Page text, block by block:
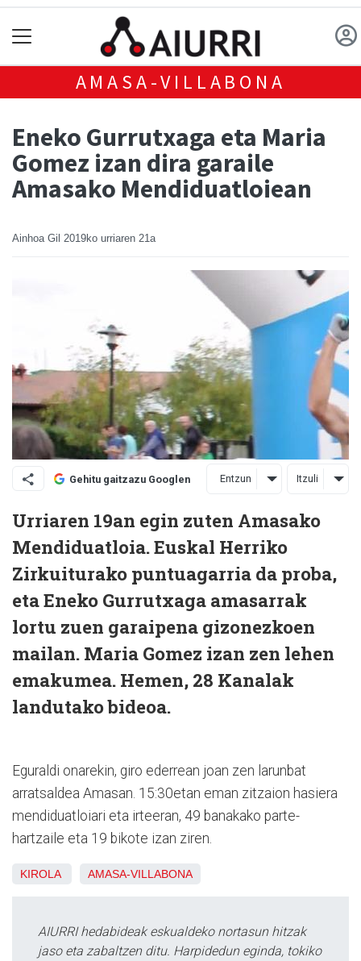
AMASA-VILLABONA
Eneko Gurrutxaga eta Maria
Gomez izan dira garaile
Amasako Mendiduatloiean
Ainhoa Gil 2019ko urriaren 21a
Gehitu gaitzazu Googlen Entzun Itzuli
Urriaren 19an egin zuten Amasako
Mendiduatloia. Euskal Herriko
Zirkuiturako puntuagarria da proba,
eta Eneko Gurrutxaga amasarrak
lortu zuen garaipena gizonezkoen
mailan. Maria Gomez izan zen lehen
emakumea. Hemen, 28 Kanalak
landutako bideoa.
Eguraldi onarekin, giro ederrean joan zen larunbat
arratsaldea Amasan. 15:30etan eman zitzaion hasiera
mendiduatloiari eta irteeran, 49 banakako parte-
hartzaile eta 19 bikote izan ziren.
KIROLA AMASA-VILLABONA
AIURRI hedabideak eskualdeko nortasun hitzak
jaso eta zabaltzen ditu. Harpidedun eginda, tokiko